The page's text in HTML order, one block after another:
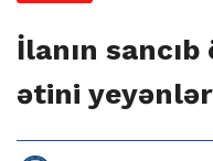
İlanın
ətini